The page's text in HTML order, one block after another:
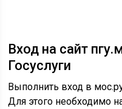
электронной почты в
Возможности
мос.ру